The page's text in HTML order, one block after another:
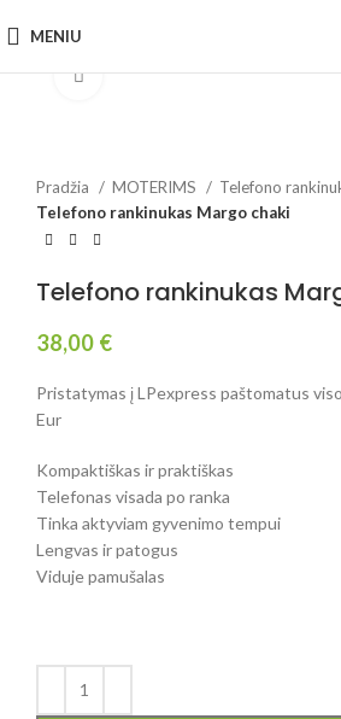
MENIU
Spustelėkite, jei norite padidinti
Pradžia MOTERIMS
Telefono
Telefono rankinukas Margo chaki
Telefono rankinukas
38,00 €
Pristatymas į LPexpress paštomatus
Eur
Kompaktiškas ir praktiškas
Telefonas visada po ranka
Tinka aktyviam gyvenimo tempui
Lengvas ir patogus
Viduje pamušalas